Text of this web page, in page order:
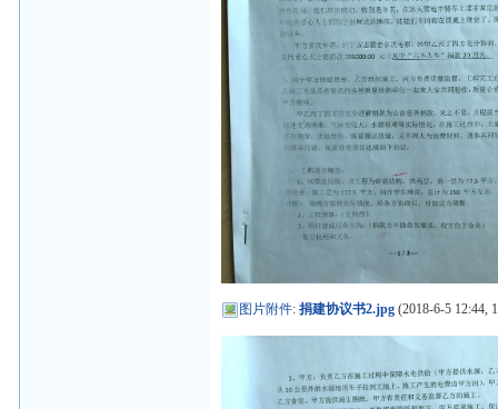
图片附件:捐建协议书2.jpg (2018-6-5 12:44,